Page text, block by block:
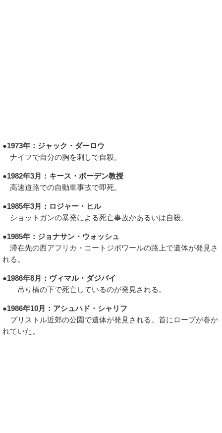
●1973年：ジャック・ダーロウ
ナイフで自分の胸を刺しで自殺。
●1982年3月：キース・ボーデン教授
高速道路での自動車事故で即死。
●1985年3月：ロジャー・ヒル
ショットガンの暴発による死亡事故かあるいは自殺。
●1985年：ジョナサン・ウォッシュ
滞在先の西アフリカ・コートジボワールの路上で遺体が発見さ
れる。
●1986年8月：ヴィマル・ダジバイ
吊り橋の下で死亡しているのが発見される。
●1986年10月：アシュハド・シャリフ
ブリストル近郊の公園で遺体が発見される。首にロープが巻か
れていた。